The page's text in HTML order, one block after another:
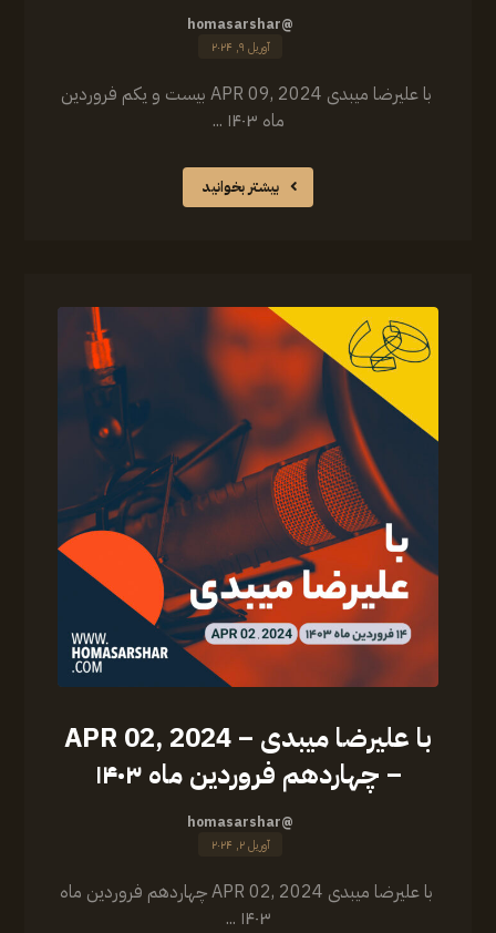
@homasarshar
آوریل ۹, ۲۰۲۴
با علیرضا میبدی APR 09, 2024 بیست و یکم فروردین
ماه ۱۴۰۳ ...
بیشتر بخوانید
با علیرضا میبدی – APR 02, 2024
– چهاردهم فروردین ماه ۱۴۰۳
@homasarshar
آوریل ۲, ۲۰۲۴
با علیرضا میبدی APR 02, 2024 چهاردهم فروردین ماه
۱۴۰۳ ...